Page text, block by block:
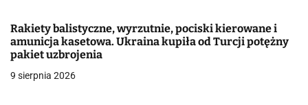
s
u
Rakiety balistyczne, wyrzutnie, pociski kierowane i
amunicja kasetowa. Ukraina kupiła od Turcji potężny
pakiet uzbrojenia
9 sierpnia 2026